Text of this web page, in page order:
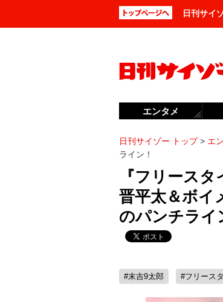
日刊サイ
日刊サイゾー トップ> エ
ライン！
『フリース
晋平太＆ボイ
のパンチライ
#末吉9太郎 #フリース
エンタメ